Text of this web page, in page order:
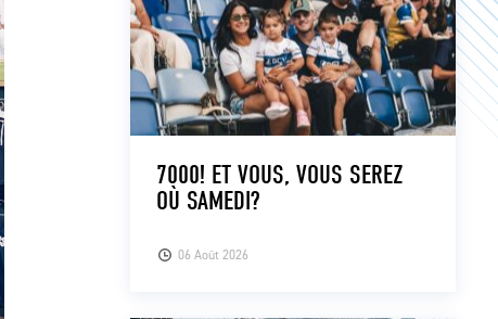
06 Août 2026
7000! ET VOUS, VOUS SEREZ
OÙ SAMEDI?